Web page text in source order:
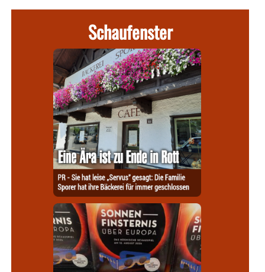
Schaufenster